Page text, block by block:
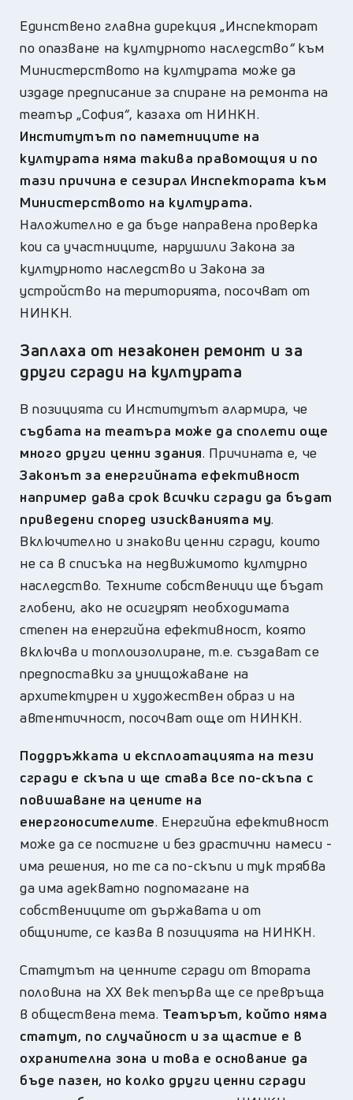
Единствено главна дирекция „Инспекторат
по опазване на културното наследство“към
Министерството на културата може да
издаде предписание за спиране на ремонта на
театър „София“, казаха от НИНКН.
Институтът по паметниците на
културата няма такива правомощия и по
тази причина е сезирал Инспектората към
Министерството на културата.
Наложително е да бъде направена проверка
кои са участниците, нарушили Закона за
културното наследство и Закона за
устройство на територията, посочват от
НИНКН.
Заплаха от незаконен ремонт и за
други сгради на културата
В позицията си Институтът алармира, че
съдбата на театъра може да сполети още
много други ценни здания. Причината е, че
Законът за енергийната ефективност
например дава срок всички сгради да бъдат
приведени според изискванията му.
Включително и знакови ценни сгради, които
не са в списъка на недвижимото културно
наследство. Техните собственици ще бъдат
глобени, ако не осигурят необходимата
степен на енергийна ефективност, която
включва и топлоизолиране, т.е. създават се
предпоставки за унищожаване на
архитектурен и художествен образ и на
автентичност, посочват още от НИНКН.
Поддръжката и експлоатацията на тези
сгради е скъпа и ще става все по-скъпа с
повишаване на цените на
енергоносителите. Енергийна ефективност
може да се постигне и без драстични намеси -
има решения, но те са по-скъпи и тук трябва
да има адекватно подпомагане на
собствениците от държавата и от
общините, се казва в позицията на НИНКН.
Статутът на ценните сгради от втората
половина на ХХ век тепърва ще се превръща
в обществена тема. Театърът, който няма
статут, по случайност и за щастие е в
охранителна зона и това е основание да
бъде пазен, но колко други ценни сгради